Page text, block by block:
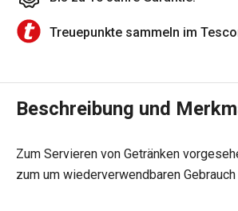
Treuepunkte sammeln im
Beschreibung und
Zum Servieren von Getränken
zum um wiederverwendbaren